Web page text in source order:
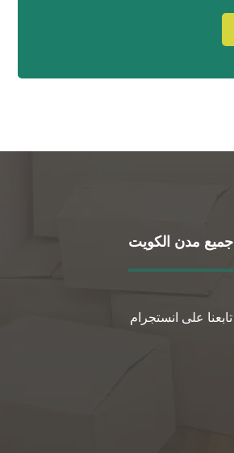
جميع مدن الكويت
تابعنا على انستجرام